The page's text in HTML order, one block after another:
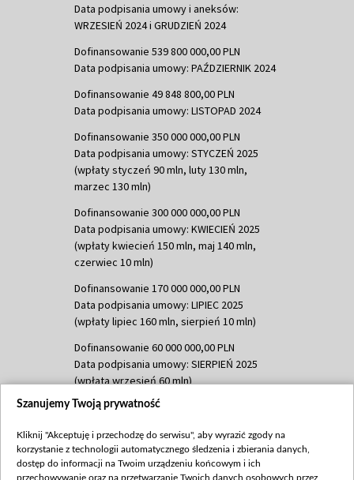
Data podpisania umowy i aneksów:
WRZESIEŃ 2024 i GRUDZIEŃ 2024
Dofinansowanie 539 800 000,00 PLN
Data podpisania umowy: PAŹDZIERNIK 2024
Dofinansowanie 49 848 800,00 PLN
Data podpisania umowy: LISTOPAD 2024
Dofinansowanie 350 000 000,00 PLN
Data podpisania umowy: STYCZEŃ 2025
(wpłaty styczeń 90 mln, luty 130 mln,
marzec 130 mln)
Dofinansowanie 300 000 000,00 PLN
Data podpisania umowy: KWIECIEŃ 2025
(wpłaty kwiecień 150 mln, maj 140 mln,
czerwiec 10 mln)
Dofinansowanie 170 000 000,00 PLN
Data podpisania umowy: LIPIEC 2025
(wpłaty lipiec 160 mln, sierpień 10 mln)
Dofinansowanie 60 000 000,00 PLN
Data podpisania umowy: SIERPIEŃ 2025
(wpłata wrzesień 60 mln)
Dofinansowanie 635 783 051,21 PLN
(wpłata wrzesień 100 mln, październik 350
mln, listopad 265 mln)
Szanujemy Twoją prywatność
Kliknij "Akceptuję i przechodzę do serwisu", aby wyrazić zgody na
korzystanie z technologii automatycznego śledzenia i zbierania danych,
dostęp do informacji na Twoim urządzeniu końcowym i ich
przechowywanie oraz na przetwarzanie Twoich danych osobowych przez